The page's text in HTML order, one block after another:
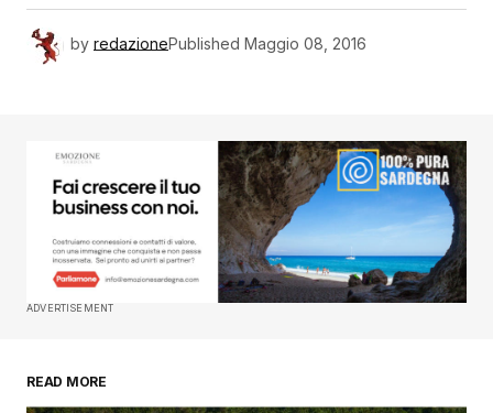
by redazionePublished Maggio 08, 2016
ADVERTISEMENT
READ MORE